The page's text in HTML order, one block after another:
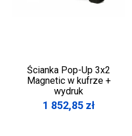
Ścianka Pop-Up 3x2
Magnetic w kufrze +
wydruk
1 852,85 zł